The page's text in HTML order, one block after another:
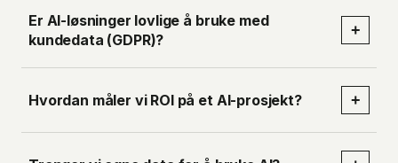
Er AI-løsninger lovlige å bruke med
kundedata (GDPR)?
+
Hvordan måler vi ROI på et AI-prosjekt? +